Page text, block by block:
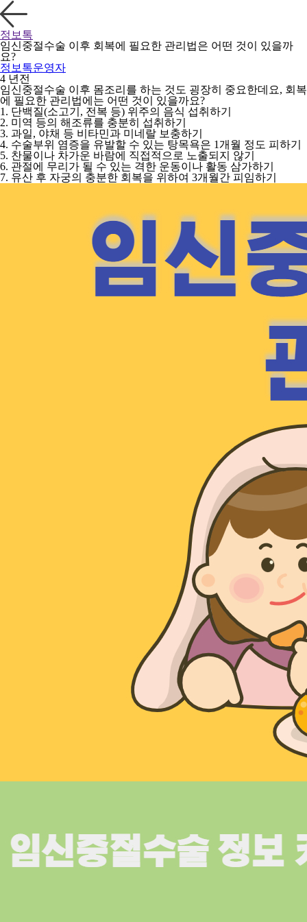
정보톡
임신중절수술 이후 회복에 필요한 관리법은 어떤 것이 있을까
요?
정보톡운영자
4 년전
임신중절수술 이후 몸조리를 하는 것도 굉장히 중요한데요, 회복
에 필요한 관리법에는 어떤 것이 있을까요?
1. 단백질(소고기, 전복 등) 위주의 음식 섭취하기
2. 미역 등의 해조류를 충분히 섭취하기
3. 과일, 야채 등 비타민과 미네랄 보충하기
4. 수술부위 염증을 유발할 수 있는 탕목욕은 1개월 정도 피하기
5. 찬물이나 차가운 바람에 직접적으로 노출되지 않기
6. 관절에 무리가 될 수 있는 격한 운동이나 활동 삼가하기
7. 유산 후 자궁의 충분한 회복을 위하여 3개월간 피임하기